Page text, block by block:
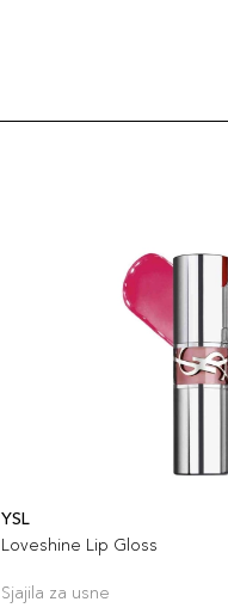
YSL
Loveshine Lip Gloss
Sjajila za usne